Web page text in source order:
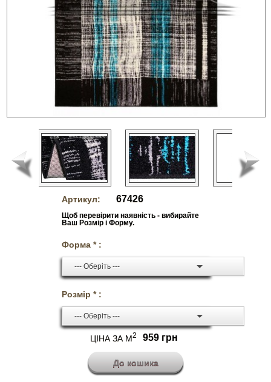
Артикул: 67426
Щоб перевірити наявність - вибирайте
Ваш Розмір і Форму.
Форма * :
--- Оберіть ---
Розмір * :
--- Оберіть ---
ЦІНА ЗА М2 959 грн